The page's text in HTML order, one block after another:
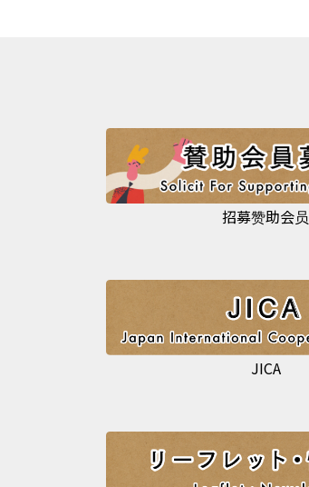
招募赞助会员
JICA